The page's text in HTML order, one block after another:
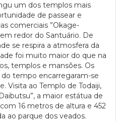
um dos templos mais
de passear e
comerciais ”Okage-
redor do Santuário. De
se respira a atmosfera da
foi muito maior do que na
templos e mansões. Os
do tempo encarregaram-se
Visita ao Templo de Todaiji,
a maior estátua de
16 metros de altura e 452
ao parque dos veados.